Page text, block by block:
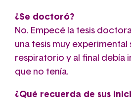
¿Se doctoró?
No. Empecé la tesis
una tesis muy
respiratorio y al final debía
que no tenía.
¿Qué recuerda de sus